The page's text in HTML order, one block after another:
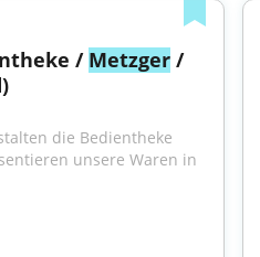
/ Metzger /
die Bedientheke
unsere Waren in